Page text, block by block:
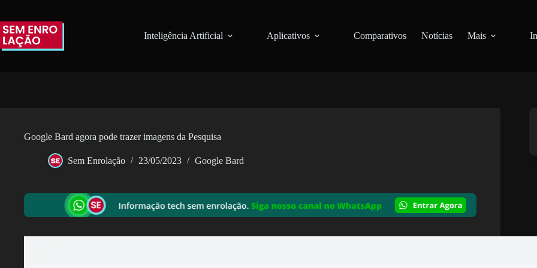
o
conteúdo
Inteligência Artificial Aplicativos Comparativos Notícias Mais
Google Bard agora pode trazer imagens da Pesquisa
Sem Enrolação 23/05/2023 Google Bard